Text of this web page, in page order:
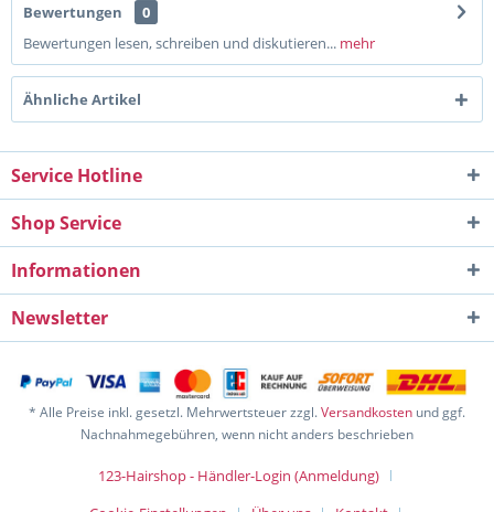
Bewertungen
0
Bewertungen lesen, schreiben und diskutieren... mehr
Ähnliche Artikel
Service Hotline
Shop Service
Informationen
Newsletter
* Alle Preise inkl. gesetzl. Mehrwertsteuer zzgl.Versandkosten und ggf.
Nachnahmegebühren, wenn nicht anders beschrieben
123-Hairshop - Händler-Login (Anmeldung)